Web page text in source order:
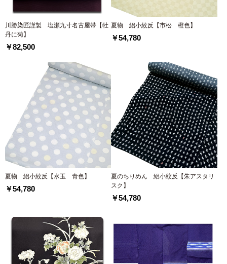
川勝染匠謹製 塩瀬九寸名古屋帯【牡
丹に菊】
￥82,500
夏物 絽小紋反【市松 橙色】
￥54,780
夏物 絽小紋反【水玉 青色】
￥54,780
夏のちりめん 絽小紋反【朱アスタリ
スク】
￥54,780